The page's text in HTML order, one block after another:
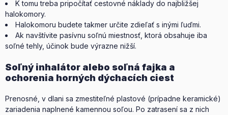
K tomu treba pripočítať cestovné náklady do najbližšej
halokomory.
Halokomoru budete takmer určite zdieľať s inými ľuďmi.
Ak navštívite pasívnu soľnú miestnosť, ktorá obsahuje iba
soľné tehly, účinok bude výrazne nižší.
Soľný inhalátor alebo soľná fajka a
ochorenia horných dýchacích ciest
Prenosné, v dlani sa zmestiteľné plastové (prípadne keramické)
zariadenia naplnené kamennou soľou. Po zatrasení sa z nich